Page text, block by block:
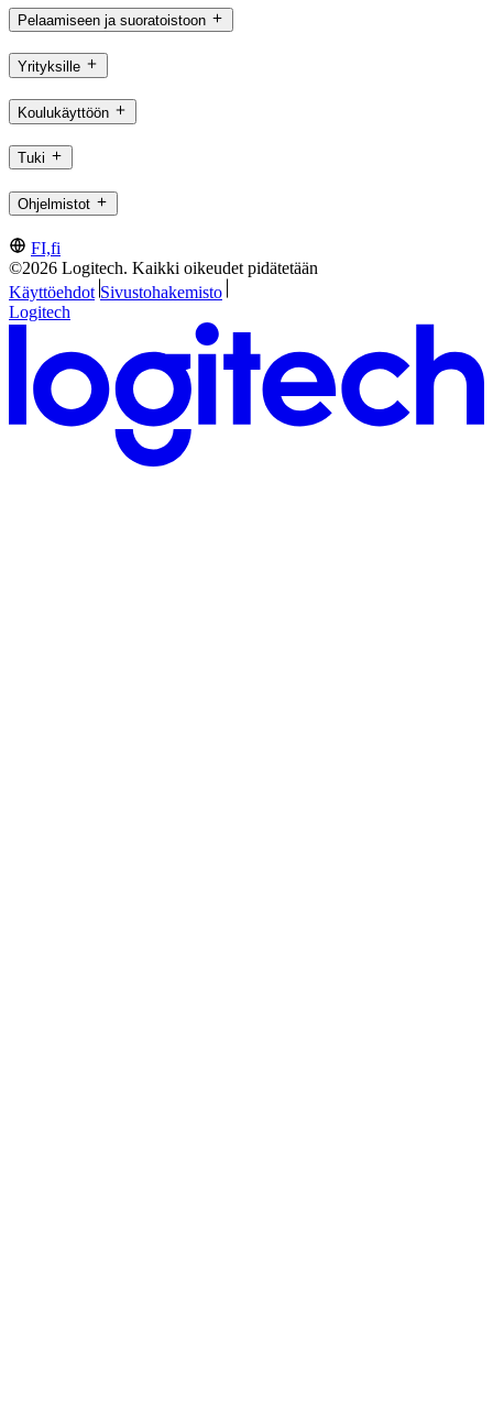
Pelaamiseen ja suoratoistoon
Yrityksille
Koulukäyttöön
Tuki
Ohjelmistot
FI,fi
©2026 Logitech. Kaikki oikeudet pidätetään
Käyttöehdot Sivustohakemisto
Logitech